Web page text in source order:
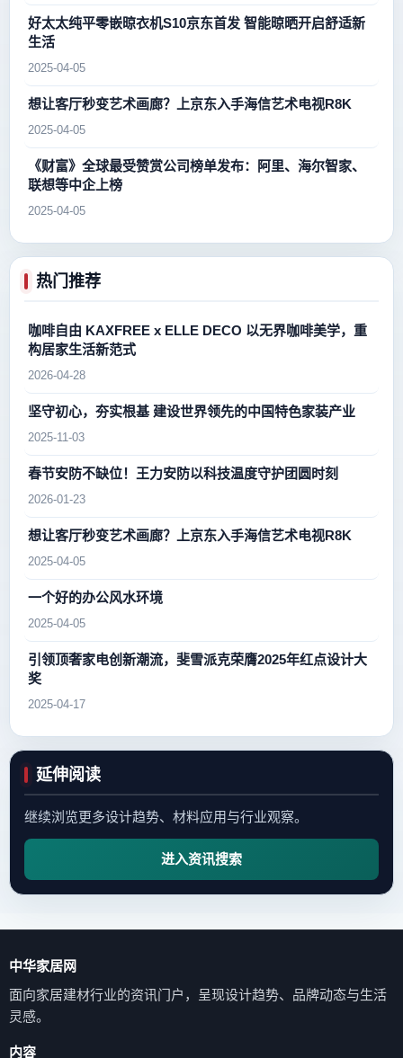
好太太纯平零嵌晾衣机S10京东首发 智能晾晒开启舒适新
生活
2025-04-05
想让客厅秒变艺术画廊？上京东入手海信艺术电视R8K
2025-04-05
《财富》全球最受赞赏公司榜单发布：阿里、海尔智家、
联想等中企上榜
2025-04-05
热门推荐
咖啡自由 KAXFREE x ELLE DECO 以无界咖啡美学，重
构居家生活新范式
2026-04-28
坚守初心，夯实根基 建设世界领先的中国特色家装产业
2025-11-03
春节安防不缺位！王力安防以科技温度守护团圆时刻
2026-01-23
想让客厅秒变艺术画廊？上京东入手海信艺术电视R8K
2025-04-05
一个好的办公风水环境
2025-04-05
引领顶奢家电创新潮流，斐雪派克荣膺2025年红点设计大
奖
2025-04-17
延伸阅读
继续浏览更多设计趋势、材料应用与行业观察。
进入资讯搜索
中华家居网
面向家居建材行业的资讯门户，呈现设计趋势、品牌动态与生活
灵感。
内容